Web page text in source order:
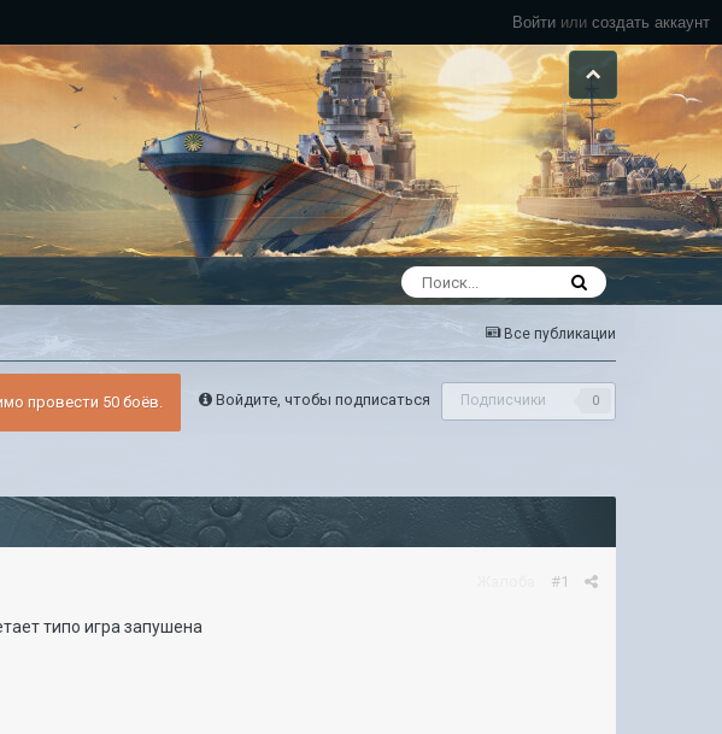
Войти или создать аккаунт
Все публикации
Войдите, чтобы подписаться Подписчики 0
провести 50 боёв.
#1
типо игра запушена